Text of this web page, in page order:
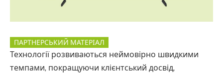
ПАРТНЕРСЬКИЙ МАТЕРІАЛ
Технології розвиваються неймовірно швидкими
темпами, покращуючи клієнтський досвід,